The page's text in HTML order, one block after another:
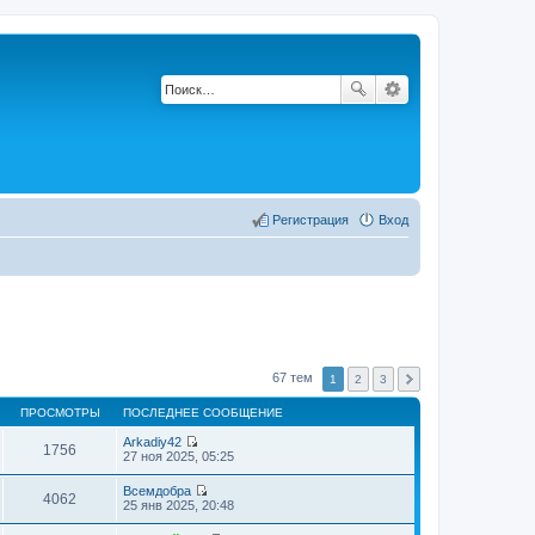
Вход
Регистрация
67 тем 1 2 3
ПРОСМОТРЫ ПОСЛЕДНЕЕ СООБЩЕНИЕ
1756
Arkadiy42
П
р
е
й
т
27 ноя 2025, 05:25
4062
Всемдобра
П
р
25 янв 2025, 20:48